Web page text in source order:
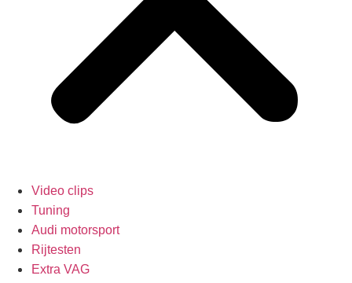
Video clips
Tuning
Audi motorsport
Rijtesten
Extra VAG